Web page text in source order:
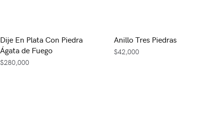
Dije En Plata Con Piedra
Ágata de Fuego
$280,000
Anillo Tres Piedras
$42,000